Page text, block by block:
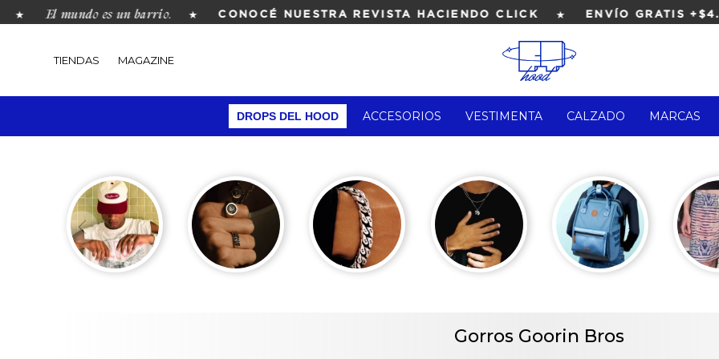
El mundo es un barrio. ★ CONOCÉ NUESTRA REVISTA HACIENDO CLICK ★ ENVÍO GRATIS
DROPS DEL HOOD ACCESORIOS VESTIMENTA CALZADO MARCAS
TIENDAS MAGAZINE
Gorros Goorin Bros